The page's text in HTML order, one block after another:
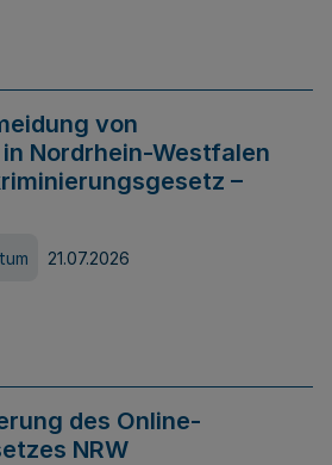
von
Nordrhein-Westfalen
–
21.07.2026
des Online-
NRW